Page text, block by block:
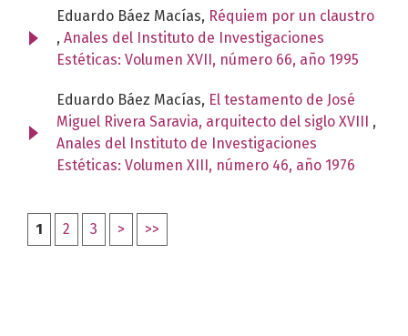
Eduardo Báez Macías, Réquiem por un claustro
, Anales del Instituto de Investigaciones
Estéticas: Volumen XVII, número 66, año 1995
Eduardo Báez Macías, El testamento de José
Miguel Rivera Saravia, arquitecto del siglo XVIII ,
Anales del Instituto de Investigaciones
Estéticas: Volumen XIII, número 46, año 1976
1 2 3 > >>